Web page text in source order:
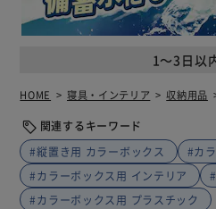
1～3日以
HOME 寝具・インテリア 収納用品
関連するキーワード
#縦置き用 カラーボックス
#カ
#カラーボックス用 インテリア
#カラーボックス用 プラスチック